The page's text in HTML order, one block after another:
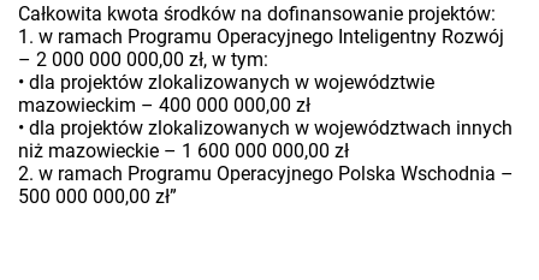
Całkowita kwota środków na dofinansowanie projektów:
1. w ramach Programu Operacyjnego Inteligentny Rozwój
– 2 000 000 000,00 zł, w tym:
• dla projektów zlokalizowanych w województwie
mazowieckim – 400 000 000,00 zł
• dla projektów zlokalizowanych w województwach innych
niż mazowieckie – 1 600 000 000,00 zł
2. w ramach Programu Operacyjnego Polska Wschodnia –
500 000 000,00 zł”